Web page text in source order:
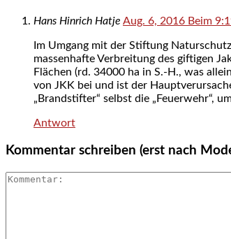
Hans Hinrich Hatje Aug. 6, 2016 Beim
Im Umgang mit der Stiftung
massenhafte Verbreitung des giftigen
Flächen (rd. 34000 ha in S.-H., was
von JKK bei und ist der
„Brandstifter“ selbst die „Feuerwehr“,
Antwort
Kommentar schreiben (erst nach